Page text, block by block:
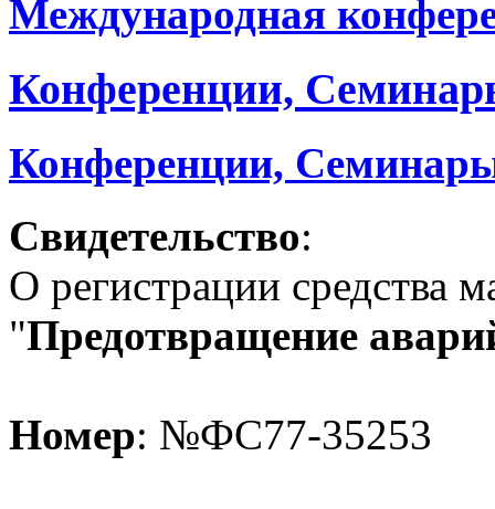
Международная
Конференции,
Конференции,
Свидетельство:
О регистрации средства
"Предотвращение
Номер: №ФС77-35253